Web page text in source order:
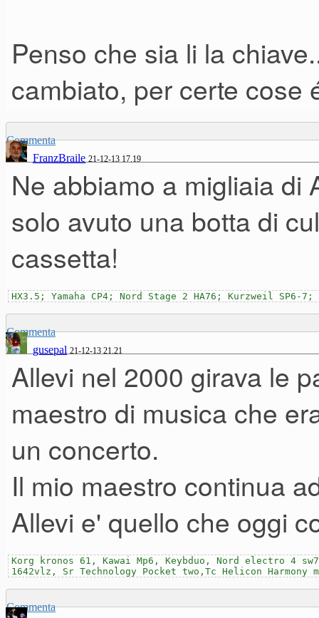
Penso che sia li la
cambiato, per certe cose
Commenta
FranzBraile 21-12-13 17.19
Ne abbiamo a migliaia di
solo avuto una botta di
cassetta!
HX3.5; Yamaha CP4; Nord Stage 2 HA76; Kurzweil SP6-
Commenta
gusepal 21-12-13 21.21
Allevi nel 2000 girava le
maestro di musica che
un concerto.
Il mio maestro continua
Allevi e' quello che oggi
Korg kronos 61, Kawai Mp6, Keybduo, Nord electro 4
1642vlz, Sr Technology Pocket two,Tc Helicon
Commenta